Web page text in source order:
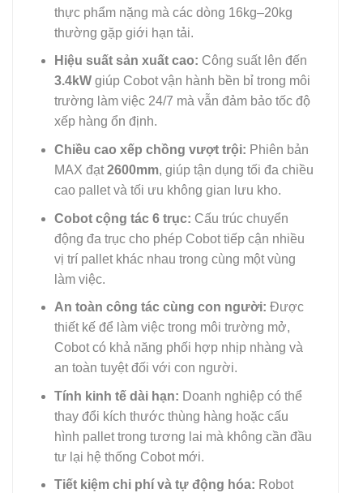
thực phẩm nặng mà các dòng 16kg–20kg
thường gặp giới hạn tải.
Hiệu suất sản xuất cao: Công suất lên đến
3.4kWgiúp Cobot vận hành bền bỉ trong môi
trường làm việc 24/7 mà vẫn đảm bảo tốc độ
xếp hàng ổn định.
Chiều cao xếp chồng vượt trội: Phiên bản
MAX đạt2600mm, giúp tận dụng tối đa chiều
cao pallet và tối ưu không gian lưu kho.
Cobot cộng tác 6 trục: Cấu trúc chuyển
động đa trục cho phép Cobot tiếp cận nhiều
vị trí pallet khác nhau trong cùng một vùng
làm việc.
An toàn công tác cùng con người: Được
thiết kế để làm việc trong môi trường mở,
Cobot có khả năng phối hợp nhịp nhàng và
an toàn tuyệt đối với con người.
Tính kinh tế dài hạn: Doanh nghiệp có thể
thay đổi kích thước thùng hàng hoặc cấu
hình pallet trong tương lai mà không cần đầu
tư lại hệ thống Cobot mới.
Tiết kiệm chi phí và tự động hóa: Robot